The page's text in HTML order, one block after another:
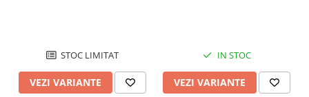
Suporti de Lucru
Surubelnite fine
STOC LIMITAT
VEZI VARIANTE
IN STOC
VEZI VARIANTE